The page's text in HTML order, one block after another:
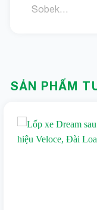
Sobek…
Hãng sản xuất
Dày dặn, đàn
SẢN PHẨM